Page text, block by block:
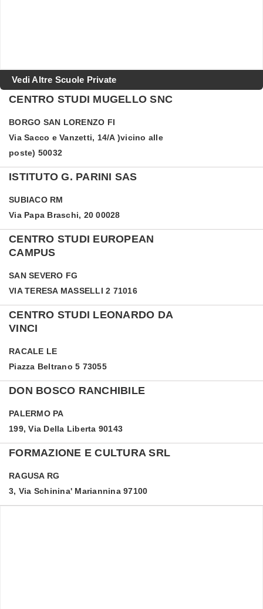
Vedi Altre Scuole Private
CENTRO STUDI MUGELLO SNC
BORGO SAN LORENZO FI
Via Sacco e Vanzetti, 14/A )vicino alle
poste) 50032
ISTITUTO G. PARINI SAS
SUBIACO RM
Via Papa Braschi, 20 00028
CENTRO STUDI EUROPEAN
CAMPUS
SAN SEVERO FG
VIA TERESA MASSELLI 2 71016
CENTRO STUDI LEONARDO DA
VINCI
RACALE LE
Piazza Beltrano 5 73055
DON BOSCO RANCHIBILE
PALERMO PA
199, Via Della Liberta 90143
FORMAZIONE E CULTURA SRL
RAGUSA RG
3, Via Schinina' Mariannina 97100